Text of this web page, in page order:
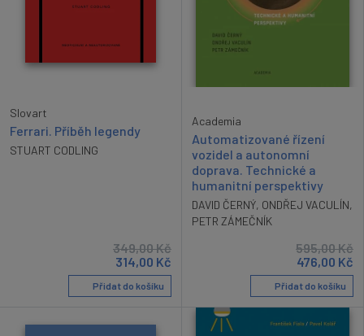
Slovart
Ferrari. Příběh legendy
STUART CODLING
349,00Kč
314,00 Kč
Přidat do košíku
Academia
Automatizované řízení
vozidel a autonomní
doprava. Technické a
humanitní perspektivy
DAVID ČERNÝ, ONDŘEJ VACULÍN,
PETR ZÁMEČNÍK
595,00Kč
476,00 Kč
Přidat do košíku